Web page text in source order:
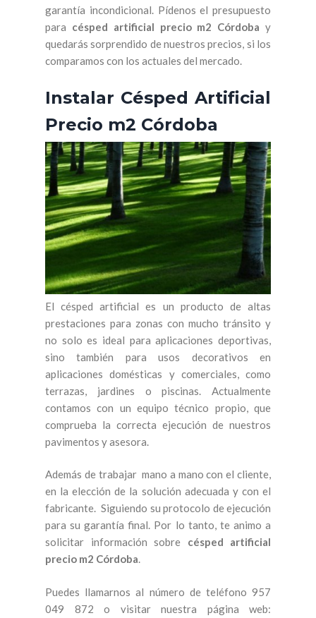
garantía incondicional. Pídenos el presupuesto
para césped artificial precio m2 Córdoba y
quedarás sorprendido de nuestros precios, si los
comparamos con los actuales del mercado.
Instalar Césped Artificial
Precio m2 Córdoba
El césped artificial es un producto de altas
prestaciones para zonas con mucho tránsito y
no solo es ideal para aplicaciones deportivas,
sino también para usos decorativos en
aplicaciones domésticas y comerciales, como
terrazas, jardines o piscinas. Actualmente
contamos con un equipo técnico propio, que
comprueba la correcta ejecución de nuestros
pavimentos y asesora.
Además de trabajar mano a mano con el cliente,
en la elección de la solución adecuada y con el
fabricante. Siguiendo su protocolo de ejecución
para su garantía final. Por lo tanto, te animo a
solicitar información sobre césped artificial
precio m2 Córdoba.
Puedes llamarnos al número de teléfono 957
049 872 o visitar nuestra página web: